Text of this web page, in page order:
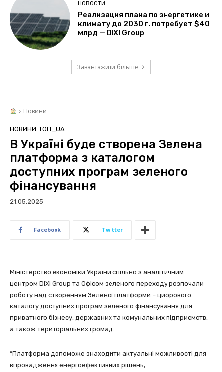
НОВОСТИ
Реализация плана по энергетике и
климату до 2030 г. потребует $40
млрд — DIXI Group
Завантажити більше